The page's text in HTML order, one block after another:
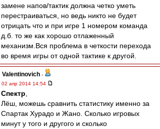
замене напов/тактик должна четко уметь
перестраиваться, но ведь никто не будет
отрицать что и при игре 1 номером команда
д.б. то же как хорошо отлаженный
механизм.Вся проблема в четкости перехода
во время игры от одной тактике к другой.
Valentinovich -
02 апр 2014 14:54
Спектр
Лёш, можешь сравнить статистику именно за
Спартак Хурадо и Жано. Сколько игровых
минут у того и другого и сколько